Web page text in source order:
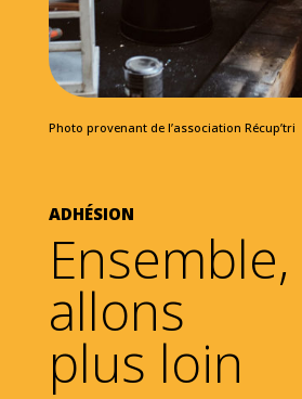
Photo provenant de l’association Récup’tri
ADHÉSION
Ensemble,
allons
plus loin